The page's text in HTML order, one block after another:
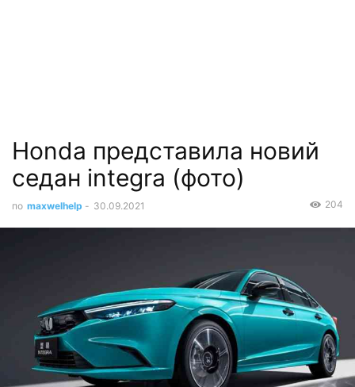
Honda представила новий
седан integra (фото)
по maxwelhelp - 30.09.2021 204